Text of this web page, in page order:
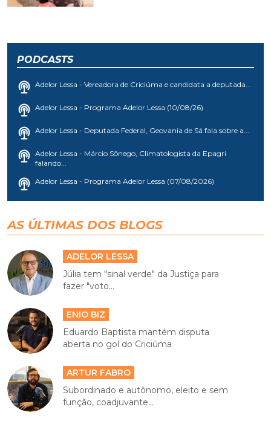
PODCASTS
Adelor Lessa - Vereadora de Criciúma e candidata a deputada...
Adelor Lessa - Programa Adelor Lessa (10/08/26)
Adelor Lessa - Deputada Federal, Geovania de Sá fala sobre a...
Adelor Lessa - Márcio Sônego, Climatologista da Epagri
falando...
Adelor Lessa - Programa Adelor Lessa (07/08/2026)
AS ÚLTIMAS DOS BLOGS
ADELOR LESSA
Júlia tem "sinal verde" da Justiça para
fazer "voto...
ENIO BIZ
Eduardo Baptista mantém disputa
aberta no gol do Criciúma
ARTUR FABRO
Subordinado e autônomo, eleito e sem
função, coadjuvante...